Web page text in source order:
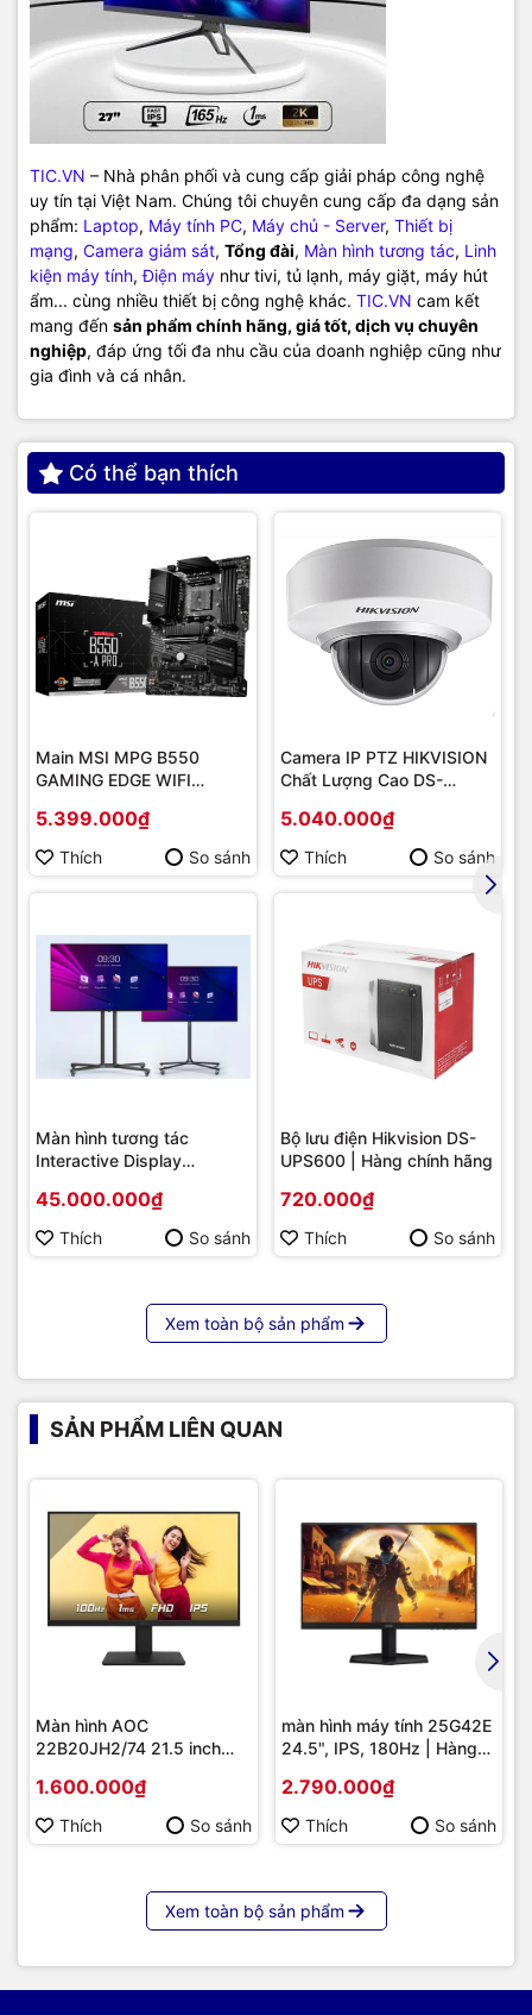
TIC.VN – Nhà phân phối và cung cấp giải pháp công nghệ
uy tín tại Việt Nam. Chúng tôi chuyên cung cấp đa dạng sản
phẩm: Laptop, Máy tính PC, Máy chủ - Server, Thiết bị
mạng, Camera giám sát, Tổng đài, Màn hình tương tác, Linh
kiện máy tính,Điện máy như tivi, tủ lạnh, máy giặt, máy hút
ẩm... cùng nhiều thiết bị công nghệ khác. TIC.VN cam kết
mang đến sản phẩm chính hãng, giá tốt, dịch vụ chuyên
nghiệp, đáp ứng tối đa nhu cầu của doanh nghiệp cũng như
gia đình và cá nhân.
Có thể bạn thích
Main MSI MPG B550
GAMING EDGE WIFI
Socket AM4/ VGA
onboard)
5.399.000₫
Thích So sánh
Camera IP PTZ HIKVISION
Chất Lượng Cao DS-
5.040.000₫
Thích So sánh
Màn hình tương tác
Interactive Display
86 | Cấu hình cao cấp |
Hàng chính hãng
45.000.000₫
Thích So sánh
Bộ lưu điện Hikvision DS-
UPS600 | Hàng chính hãng
720.000₫
Thích So sánh
Xem toàn bộ sản phẩm
SẢN PHẨM LIÊN QUAN
Màn hình AOC
22B20JH2/74 21.5 inch
Hình ảnh Sắc Nét, Chuyển
Động Mượt Mà
1.600.000₫
Thích So sánh
màn hình máy tính 25G42E
24.5", IPS, 180Hz | Hàng
2.790.000₫
Thích So sánh
Xem toàn bộ sản phẩm